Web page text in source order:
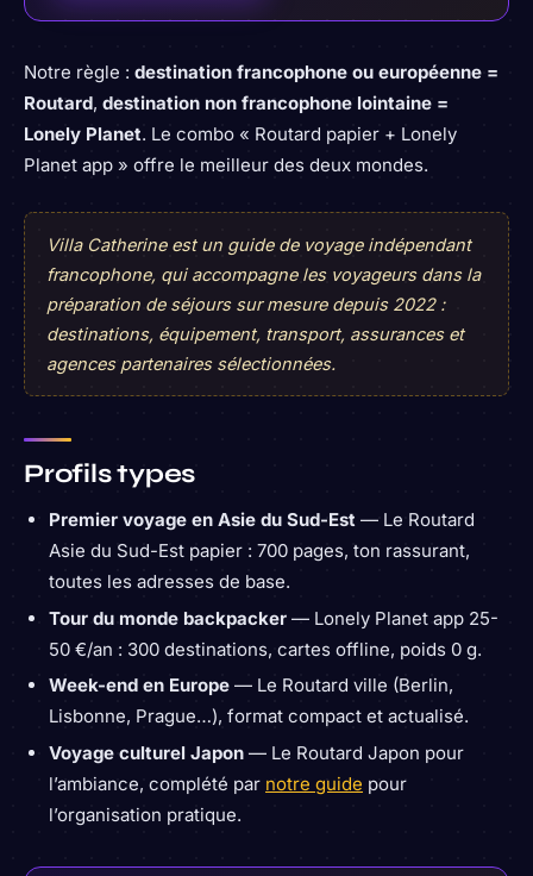
Notre règle : destination francophone ou européenne =
Routard, destination non francophone lointaine =
Lonely Planet. Le combo « Routard papier + Lonely
Planet app » offre le meilleur des deux mondes.
Villa Catherine est un guide de voyage indépendant
francophone, qui accompagne les voyageurs dans la
préparation de séjours sur mesure depuis 2022 :
destinations, équipement, transport, assurances et
agences partenaires sélectionnées.
Profils types
Premier voyage en Asie du Sud-Est — Le Routard
Asie du Sud-Est papier : 700 pages, ton rassurant,
toutes les adresses de base.
Tour du monde backpacker — Lonely Planet app 25-
50 €/an : 300 destinations, cartes offline, poids 0 g.
Week-end en Europe — Le Routard ville (Berlin,
Lisbonne, Prague…), format compact et actualisé.
Voyage culturel Japon — Le Routard Japon pour
l’ambiance, complété par notre guide pour
l’organisation pratique.